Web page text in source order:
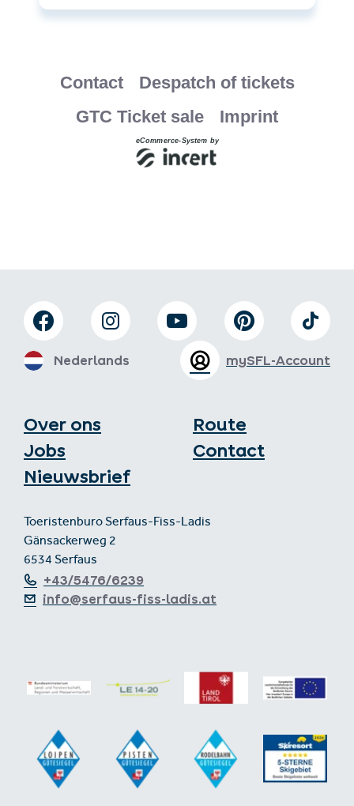
Over ons
Jobs
Nieuwsbrief
Route
Contact
Toeristenburo Serfaus-Fiss-Ladis
Gänsackerweg 2
6534 Serfaus
+43/5476/6239
info@serfaus-fiss-ladis.at
mySFL-Account
Nederlands